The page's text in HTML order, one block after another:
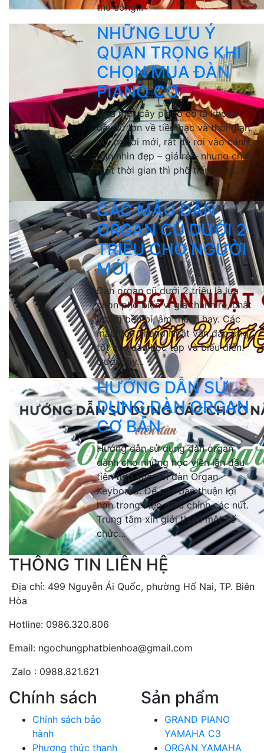
thủ công...
NHỮNG LƯU Ý
QUAN TRỌNG KHI
CHỌN MUA ĐÀN
PIANO CƠ
Mua một cây piano cơ là khoản
đầu tư lớn về tiền bạc và thời gian.
Với người mới, rất dễ rơi vào cảnh:
đàn nhìn đẹp – giá rẻ – nhưng chơi
một thời gian thì phô tiếng, kẹt...
CÁC MẪU ĐÀN
ORGAN CŨ DƯỚI 2
TRIỆU CHO NGƯỜI
MỚI
Đàn organ cũ dưới 2 triệu là lựa
chọn phổ biến vì giá thành rẻ, chất
lượng bền bỉ, âm thanh hay. Các
mẫu đàn 2hand Nhật vẫn đáp ứng
tốt nhu cầu học tập và biểu diễn.
Dưới đây...
HƯỚNG DẪN SỬ
DỤNG ĐÀN ORGAN
CƠ BẢN
Hướng dẫn sử dụng đàn organ
dành cho những học viên lần đầu
tiên tiếp xúc với đàn Organ
Keyboard. Để các bạn thuận lợi
hơn trong việc điều chỉnh các nút.
Trung tâm xin giới thiệu một số
chức...
THÔNG TIN LIÊN HỆ
Địa chỉ: 499 Nguyễn Ái Quốc, phường Hố Nai, TP. Biên
Hòa
Hotline: 0986.320.806
Email: ngochungphatbienhoa@gmail.com
Zalo : 0988.821.621
Chính sách
Chính sách bảo
hành
Phương thức thanh
Sản phẩm
GRAND PIANO
YAMAHA C3
ORGAN YAMAHA